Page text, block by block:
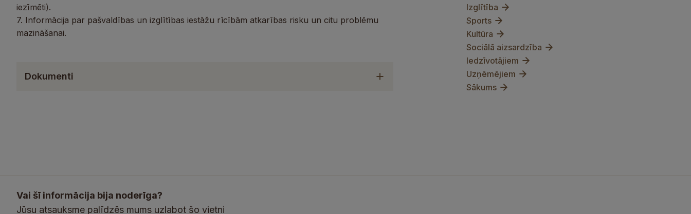
iezīmēti).
7. Informācija par pašvaldības un izglītības iestāžu rīcībām atkarības risku un citu problēmu
mazināšanai.
Dokumenti
Izglītība
Sports
Kultūra
Sociālā aizsardzība
Iedzīvotājiem
Uzņēmējiem
Sākums
Vai šī informācija bija noderīga?
Jūsu atsauksme palīdzēs mums uzlabot šo vietni